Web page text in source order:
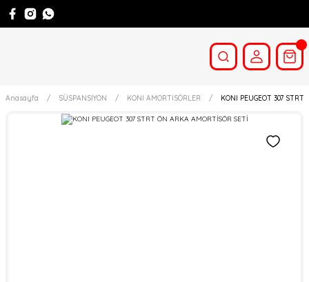
Anasayfa SÜSPANSİYON KONI AMORTİSÖRLER KONI PEUGEOT 307